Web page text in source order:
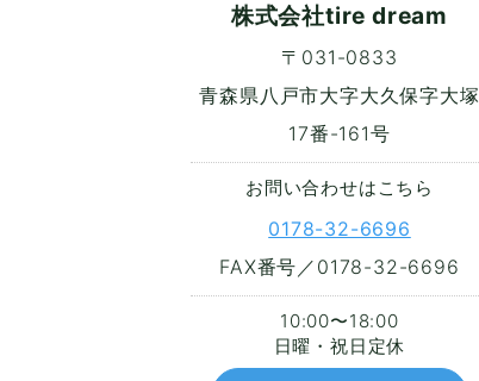
株式会社tire dream
〒031-0833
青森県八戸市大字大久保字大塚
17番-161号
お問い合わせはこちら
0178-32-6696
FAX番号／0178-32-6696
10:00〜18:00
日曜・祝日定休